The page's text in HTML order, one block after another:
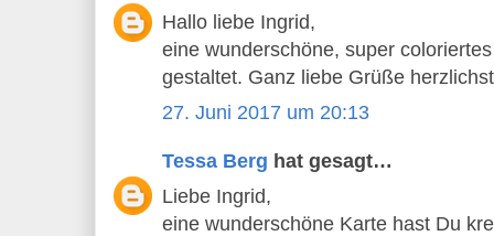
Hallo liebe Ingrid,
eine wunderschöne, super
gestaltet. Ganz liebe Grüße
27. Juni 2017 um 20:13
Tessa Berg hat gesagt…
Liebe Ingrid,
eine wunderschöne Karte hast Du